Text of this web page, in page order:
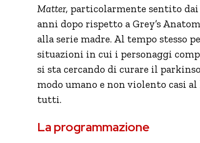
Matter, particolarmente sentito dai
anni dopo rispetto a Grey’s
alla serie madre. Al tempo stesso
situazioni in cui i personaggi
si sta cercando di curare il
modo umano e non violento casi
tutti.
La programmazione